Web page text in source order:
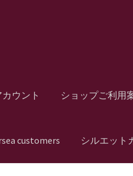
ウント ショップご利用
customers シルエット